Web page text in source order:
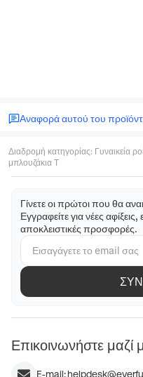
Αναφορά αυτού του
Διαδρομή κατηγορίας: Γυναικεία
μπλουζάκια T
Γίνετε οι πρώτοι που θα
Εγγραφείτε για νέες
αποκλειστικές προσφορές.
Επικοινωνήστε μαζί
E-mail: